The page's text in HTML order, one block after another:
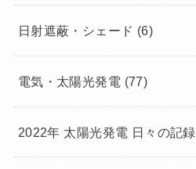
日射遮蔽・シェード (6)
電気・太陽光発電 (77)
2022年 太陽光発電 日々の記録